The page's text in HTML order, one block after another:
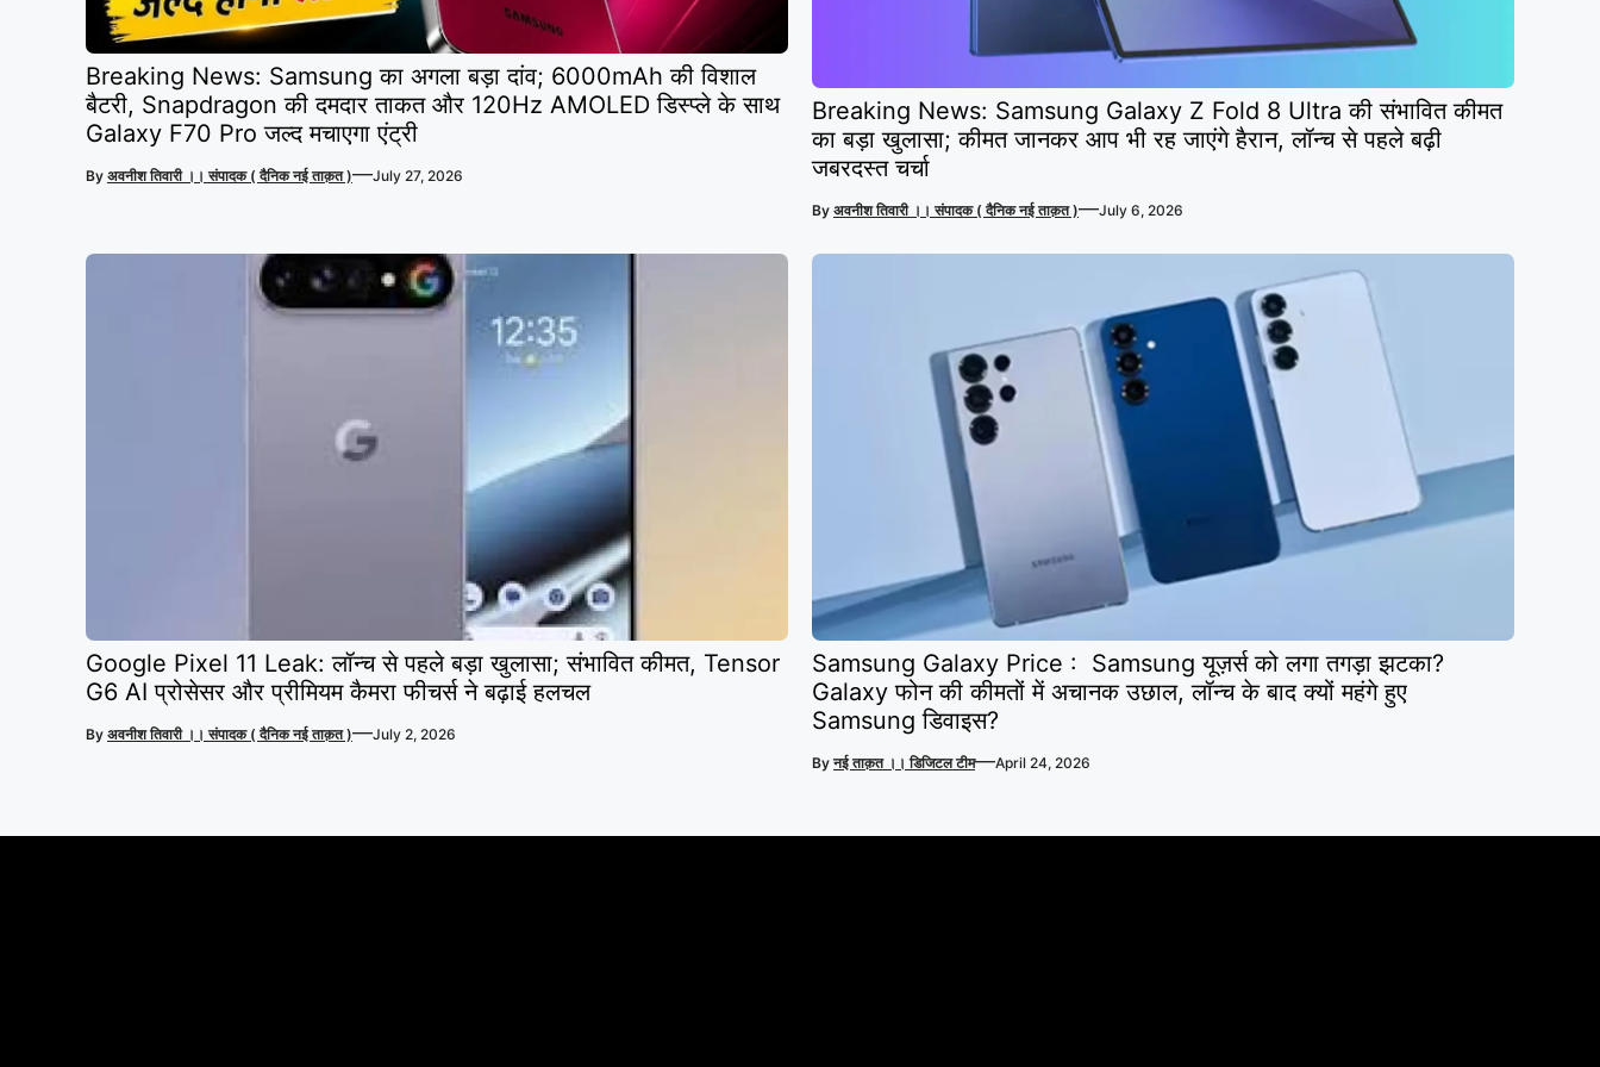
Breaking News: Samsung का अगला बड़ा दांव; 6000mAh की विशाल
बैटरी, Snapdragon की दमदार ताकत और 120Hz AMOLED डिस्प्ले के साथ
Galaxy F70 Pro जल्द मचाएगा एंट्री
By अवनीश तिवारी ।। संपादक ( दैनिक नई ताक़त )—July 27, 2026
Breaking News: Samsung Galaxy Z Fold 8 Ultra की संभावित कीमत
का बड़ा खुलासा; कीमत जानकर आप भी रह जाएंगे हैरान, लॉन्च से पहले बढ़ी
जबरदस्त चर्चा
By अवनीश तिवारी ।। संपादक ( दैनिक नई ताक़त )—July 6, 2026
Google Pixel 11 Leak: लॉन्च से पहले बड़ा खुलासा; संभावित कीमत, Tensor
G6 AI प्रोसेसर और प्रीमियम कैमरा फीचर्स ने बढ़ाई हलचल
By अवनीश तिवारी ।। संपादक ( दैनिक नई ताक़त )—July 2, 2026
Samsung Galaxy Price : Samsung यूज़र्स को लगा तगड़ा झटका?
Galaxy फोन की कीमतों में अचानक उछाल, लॉन्च के बाद क्यों महंगे हुए
Samsung डिवाइस?
Byनई ताक़त ।। डिजिटल टीम—April 24, 2026